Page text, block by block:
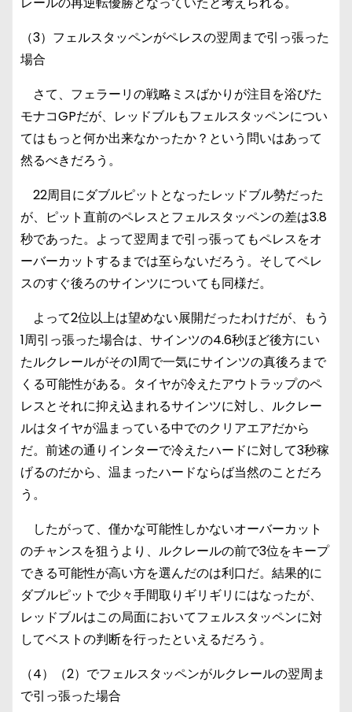
（3）フェルスタッペンがペレスの翌周まで引っ張った
場合
さて、フェラーリの戦略ミスばかりが注目を浴びた
モナコGPだが、レッドブルもフェルスタッペンについ
てはもっと何か出来なかったか？という問いはあって
然るべきだろう。
22周目にダブルピットとなったレッドブル勢だった
が、ピット直前のペレスとフェルスタッペンの差は3.8
秒であった。よって翌周まで引っ張ってもペレスをオ
ーバーカットするまでは至らないだろう。そしてペレ
スのすぐ後ろのサインツについても同様だ。
よって2位以上は望めない展開だったわけだが、もう
1周引っ張った場合は、サインツの4.6秒ほど後方にい
たルクレールがその1周で一気にサインツの真後ろまで
くる可能性がある。タイヤが冷えたアウトラップのペ
レスとそれに抑え込まれるサインツに対し、ルクレー
ルはタイヤが温まっている中でのクリアエアだから
だ。前述の通りインターで冷えたハードに対して3秒稼
げるのだから、温まったハードならば当然のことだろ
う。
したがって、僅かな可能性しかないオーバーカット
のチャンスを狙うより、ルクレールの前で3位をキープ
できる可能性が高い方を選んだのは利口だ。結果的に
ダブルピットで少々手間取りギリギリにはなったが、
レッドブルはこの局面においてフェルスタッペンに対
してベストの判断を行ったといえるだろう。
（4）（2）でフェルスタッペンがルクレールの翌周ま
で引っ張った場合